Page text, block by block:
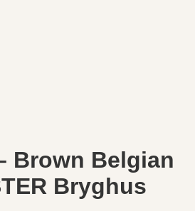
Brown Belgian
Bryghus